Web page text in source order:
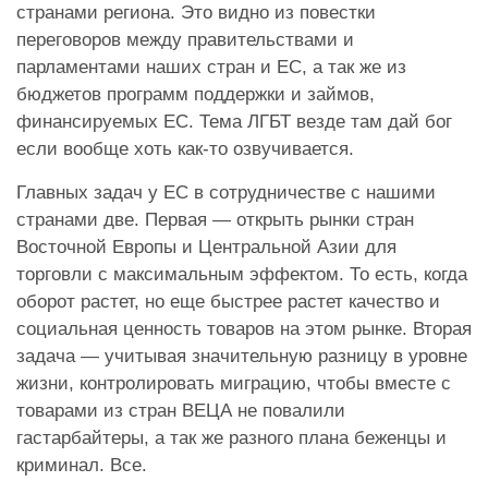
странами региона. Это видно из повестки
переговоров между правительствами и
парламентами наших стран и ЕС, а так же из
бюджетов программ поддержки и займов,
финансируемых ЕС. Тема ЛГБТ везде там дай бог
если вообще хоть как-то озвучивается.
Главных задач у ЕС в сотрудничестве с нашими
странами две. Первая — открыть рынки стран
Восточной Европы и Центральной Азии для
торговли с максимальным эффектом. То есть, когда
оборот растет, но еще быстрее растет качество и
социальная ценность товаров на этом рынке. Вторая
задача — учитывая значительную разницу в уровне
жизни, контролировать миграцию, чтобы вместе с
товарами из стран ВЕЦА не повалили
гастарбайтеры, а так же разного плана беженцы и
криминал. Все.